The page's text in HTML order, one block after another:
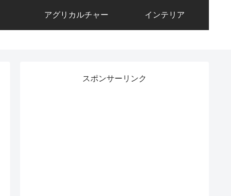
アグリカルチャー インテリア
スポンサーリンク